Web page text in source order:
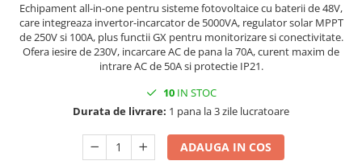
Echipament all-in-one pentru sisteme fotovoltaice cu baterii de 48V,
care integreaza invertor-incarcator de 5000VA, regulator solar MPPT
de 250V si 100A, plus functii GX pentru monitorizare si conectivitate.
Ofera iesire de 230V, incarcare AC de pana la 70A, curent maxim de
intrare AC de 50A si protectie IP21.
10IN STOC
Durata de livrare: 1 pana la 3 zile lucratoare
ADAUGA IN COS